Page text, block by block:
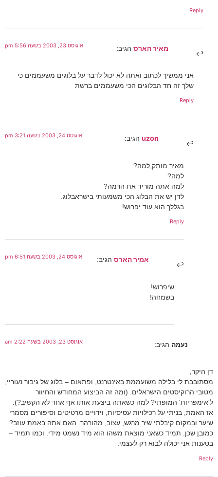
Reply
מאיר הארס הגיב: אוגוסט 23, 2003 בשעה 5:56 pm
אני ממשיך לכתוב ואתה לא יכול לדבר על בלוגים משעממים כי
שלך זה חד הבלוגים הכי משעממים ברשת
Reply
uzon הגיב: אוגוסט 24, 2003 בשעה 3:21 pm
מאיר מותק,למה?
למה?
למה אתה מוריד את הרמה?
לדן יש את הבלוג הכי משמעותי בישראבלוג.
בגללך הוא עוד יפרוש!
Reply
אמיר הארס הגיב: אוגוסט 24, 2003 בשעה 6:51 pm
שיפרוש!
בשמחה!
נעמה הגיב: אוגוסט 23, 2003 בשעה 2:22 am
דן היקר,
מסתובבת לי בלילה משועממת באינטרנט, ופתאום – בלוג של גיבור נעוריי,
מטובי הרוקיסטים הישראלים. (ומה זה הביצוע המחודש והחיוור
ל'אימפריות' המופתי? למה כשאתה ביצעת אותו אף אחד לא הקשיב?).
אז האמת, בניתי על רכילויות עסיסיות, וידויים מרטיטים וסיפורים מסמרי
שיער ובמקום קיבלתי שיר מרגש, עצוב, מהורהר. האם אתה באמת עוזב?
כמובן שכן. תמיד כשאני מוצאת משהו הוא מיד נשמט מידי. וכמו תמיד –
בטענות אני יכולה לבוא רק לעצמי.
Reply